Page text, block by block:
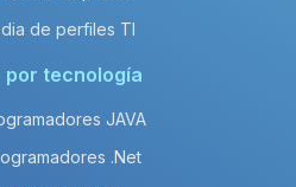
de perfiles TI
por tecnología
JAVA
.Net